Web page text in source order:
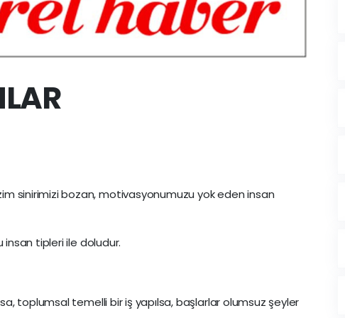
sinirimizi bozan, motivasyonumuzu yok eden insan
tipleri ile doludur.
toplumsal temelli bir iş yapılsa, başlarlar olumsuz şeyler